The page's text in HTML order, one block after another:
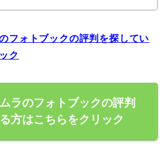
フォトブックの評判を探してい
ク
ラのフォトブックの評判
方はこちらをクリック